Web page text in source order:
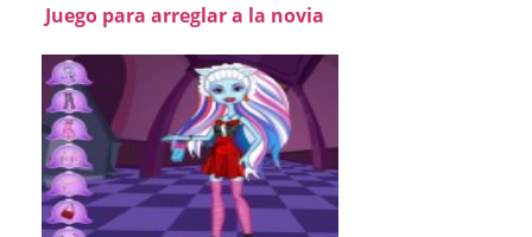
Juego para arreglar a la novia